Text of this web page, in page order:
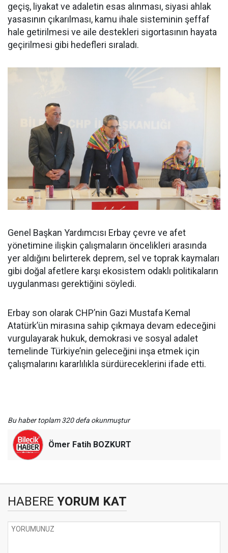
geçiş, liyakat ve adaletin esas alınması, siyasi ahlak
yasasının çıkarılması, kamu ihale sisteminin şeffaf
hale getirilmesi ve aile destekleri sigortasının hayata
geçirilmesi gibi hedefleri sıraladı.
Genel Başkan Yardımcısı Erbay çevre ve afet
yönetimine ilişkin çalışmaların öncelikleri arasında
yer aldığını belirterek deprem, sel ve toprak kaymaları
gibi doğal afetlere karşı ekosistem odaklı politikaların
uygulanması gerektiğini söyledi.
Erbay son olarak CHP’nin Gazi Mustafa Kemal
Atatürk’ün mirasına sahip çıkmaya devam edeceğini
vurgulayarak hukuk, demokrasi ve sosyal adalet
temelinde Türkiye’nin geleceğini inşa etmek için
çalışmalarını kararlılıkla sürdüreceklerini ifade etti.
Bu haber toplam 320 defa okunmuştur
Ömer Fatih BOZKURT
HABERE YORUM KAT